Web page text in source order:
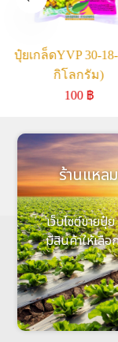
ปุ๋ยเกล็ดYVP 30-18-
กิโลกรัม)
100 ฿
ร้านแหล
เว็บไซต์ขายปุ๋
มีสินค้าให้เลือ